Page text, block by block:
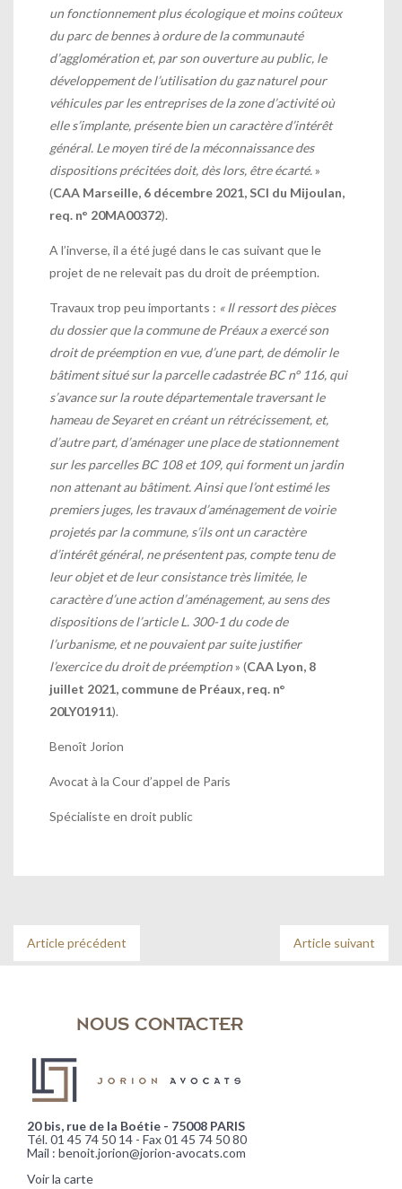
un fonctionnement plus écologique et moins coûteux
du parc de bennes à ordure de la communauté
d’agglomération et, par son ouverture au public, le
développement de l’utilisation du gaz naturel pour
véhicules par les entreprises de la zone d’activité où
elle s’implante, présente bien un caractère d’intérêt
général. Le moyen tiré de la méconnaissance des
dispositions précitées doit, dès lors, être écarté.»
(CAA Marseille, 6 décembre 2021, SCI du Mijoulan,
req. n° 20MA00372).
A l’inverse, il a été jugé dans le cas suivant que le
projet de ne relevait pas du droit de préemption.
Travaux trop peu importants : «Il ressort des pièces
du dossier que la commune de Préaux a exercé son
droit de préemption en vue, d’une part, de démolir le
bâtiment situé sur la parcelle cadastrée BC n° 116, qui
s’avance sur la route départementale traversant le
hameau de Seyaret en créant un rétrécissement, et,
d’autre part, d’aménager une place de stationnement
sur les parcelles BC 108 et 109, qui forment un jardin
non attenant au bâtiment. Ainsi que l’ont estimé les
premiers juges, les travaux d’aménagement de voirie
projetés par la commune, s’ils ont un caractère
d’intérêt général, ne présentent pas, compte tenu de
leur objet et de leur consistance très limitée, le
caractère d’une action d’aménagement, au sens des
dispositions de l’article L. 300-1 du code de
l’urbanisme, et ne pouvaient par suite justifier
l’exercice du droit de préemption» (CAA Lyon, 8
juillet 2021, commune de Préaux, req. n°
20LY01911).
Benoît Jorion
Avocat à la Cour d’appel de Paris
Spécialiste en droit public
Article précédent Article suivant
NOUS CONTACTER
20 bis, rue de la Boétie - 75008 PARIS
Tél. 01 45 74 50 14 - Fax 01 45 74 50 80
Mail : benoit.jorion@jorion-avocats.com
Voir la carte